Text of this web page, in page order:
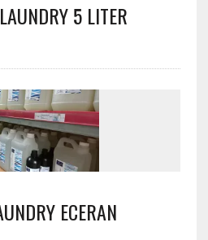
5 LITER
ECERAN